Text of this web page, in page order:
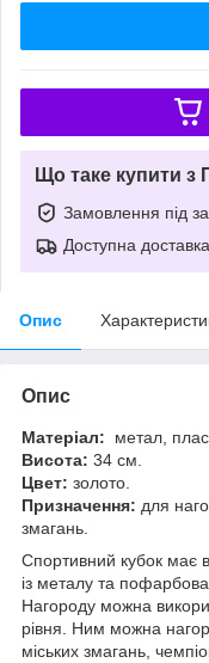
Що таке купити з
Замовлення під
Доступна доставка
Опис
Опис
Матеріал: метал,
Висота: 34 см.
Цвет: золото.
Призначення: для
змагань.
Спортивний кубок має
із металу та
Нагороду можна
рівня. Ним можна
міських змагань,